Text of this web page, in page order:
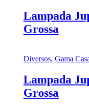
Lampada
Grossa
Diversos, Gama
Lampada
Grossa